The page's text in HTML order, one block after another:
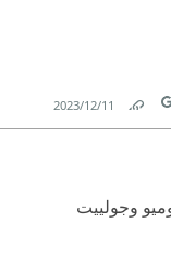
Link
11‏/12‏/2023
وجولييت